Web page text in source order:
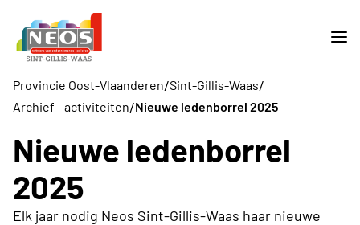
Provincie Oost-Vlaanderen/Sint-Gillis-Waas/
Archief - activiteiten/Nieuwe ledenborrel 2025
Nieuwe ledenborrel
2025
Elk jaar nodig Neos Sint-Gillis-Waas haar nieuwe